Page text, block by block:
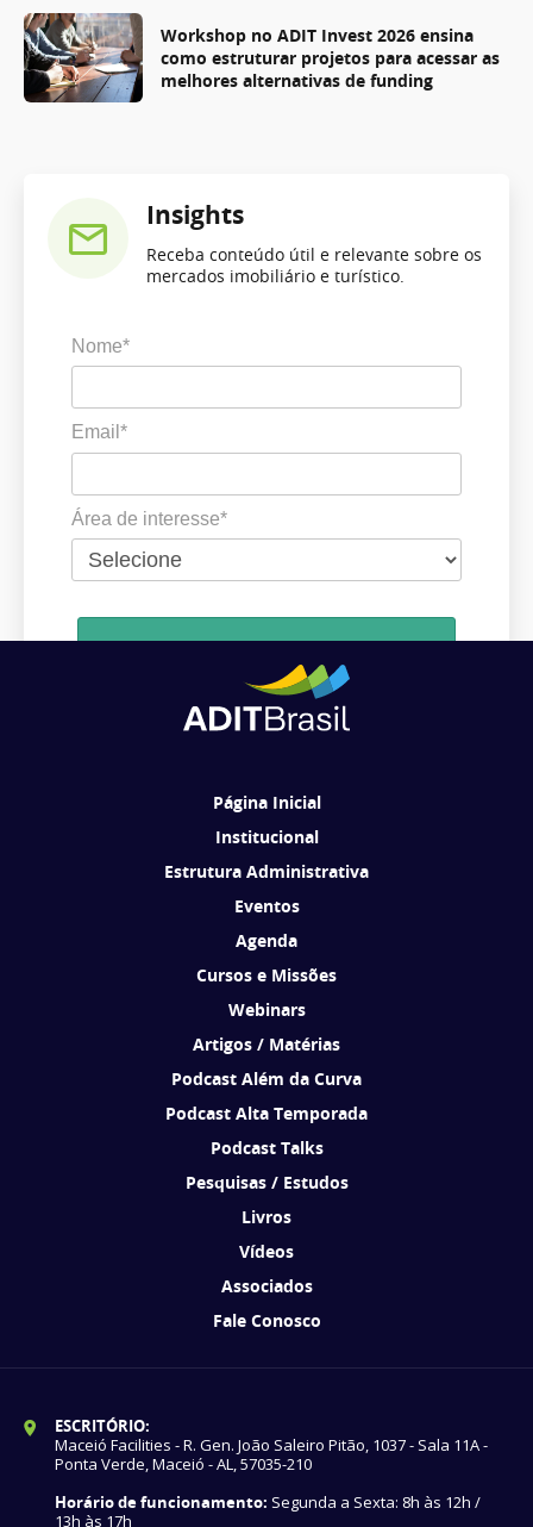
Workshop no ADIT Invest 2026 ensina
como estruturar projetos para acessar as
melhores alternativas de funding
Insights
Receba conteúdo útil e relevante sobre os
mercados imobiliário e turístico.
Nome*
Email*
Área de interesse*
Ao se cadastrar, você concorda em receber comunicações da ADIT
Página Inicial
Institucional
Estrutura Administrativa
Eventos
Agenda
Cursos e Missões
Webinars
Artigos / Matérias
Podcast Além da Curva
Podcast Alta Temporada
Podcast Talks
Pesquisas / Estudos
Livros
Vídeos
Associados
Fale Conosco
ESCRITÓRIO:
Maceió Facilities - R. Gen. João Saleiro Pitão, 1037 - Sala 11A -
Ponta Verde, Maceió - AL, 57035-210
Horário de funcionamento: Segunda a Sexta: 8h às 12h /
13h às 17h